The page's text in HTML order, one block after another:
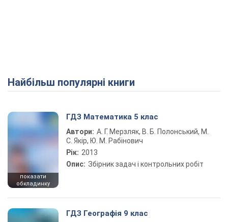
Найбільш популярні книги
показати
обкладинку
ГДЗ Математика 5 клас
Автори: А. Г. Мерзляк, В. Б. Полонський, М.
С. Якір, Ю. М. Рабінович
Рік: 2013
Опис: Збірник задач і контрольних робіт
ГДЗ Географія 9 клас